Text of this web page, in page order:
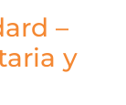
–
y